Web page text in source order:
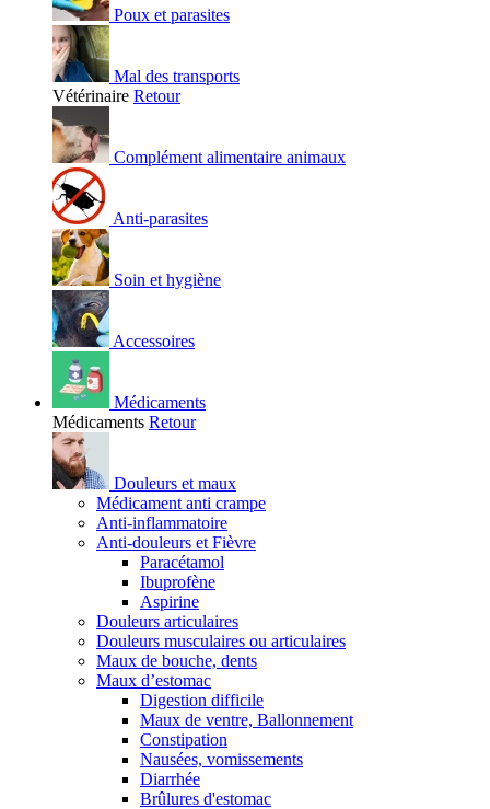
Poux et parasites
Mal des transports
Vétérinaire Retour
Complément alimentaire animaux
Anti-parasites
Soin et hygiène
Accessoires
Médicaments
Médicaments Retour
Douleurs et maux
Médicament anti crampe
Anti-inflammatoire
Anti-douleurs et Fièvre
Paracétamol
Ibuprofène
Aspirine
Douleurs articulaires
Douleurs musculaires ou articulaires
Maux de bouche, dents
Maux d’estomac
Digestion difficile
Maux de ventre, Ballonnement
Constipation
Nausées, vomissements
Diarrhée
Brûlures d'estomac